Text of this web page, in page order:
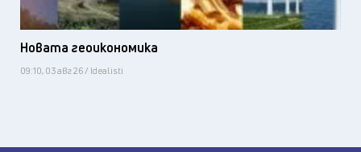
Новата геоикономика
09:10, 03 авг 26 / Idealisti